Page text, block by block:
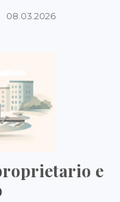
08.03.2026
e